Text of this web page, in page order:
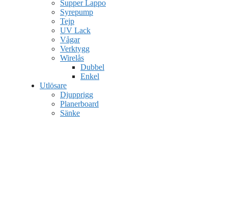
Supper Lappo
Syrepump
Tejp
UV Lack
Vågar
Verktygg
Wirelås
Dubbel
Enkel
Utlösare
Djupprigg
Planerboard
Sänke